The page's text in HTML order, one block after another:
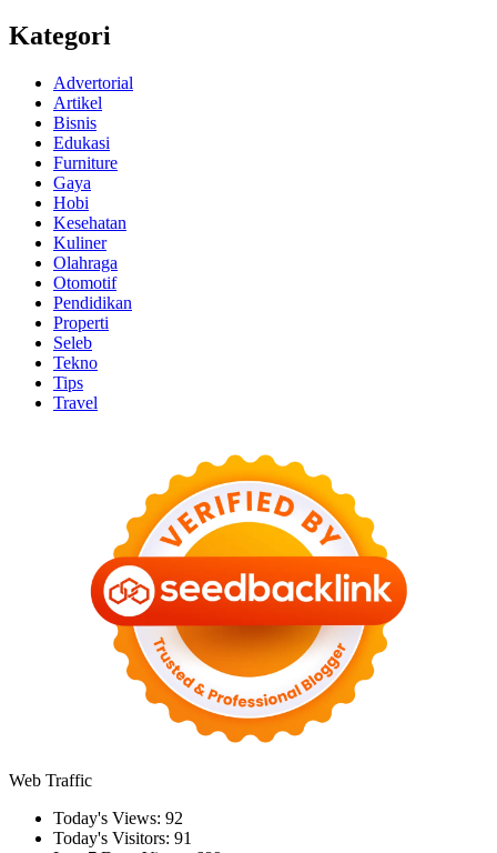
Kategori
Advertorial
Artikel
Bisnis
Edukasi
Furniture
Gaya
Hobi
Kesehatan
Kuliner
Olahraga
Otomotif
Pendidikan
Properti
Seleb
Tekno
Tips
Travel
Web Traffic
Today's Views: 92
Today's Visitors: 91